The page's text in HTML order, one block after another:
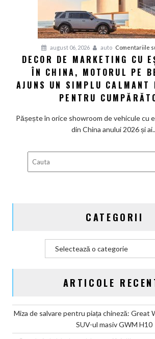
august 06, 2026 auto Comentariile
DECOR DE MARKETING CU
ÎN CHINA, MOTORUL PE
AJUNS UN SIMPLU CALMANT
PENTRU
Pășește în orice showroom de vehicule cu
din China anului 2026 și
CATEGORII
ARTICOLE
Miza de salvare pentru piața chineză: Great
SUV-ul masiv GWM H10